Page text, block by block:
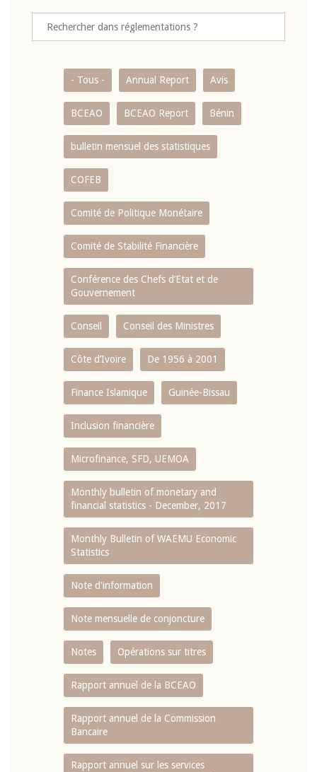
- Tous - Annual Report Avis
BCEAO BCEAO Report Bénin
bulletin mensuel des statistiques
COFEB
Comité de Politique Monétaire
Comité de Stabilité Financière
Conférence des Chefs d’Etat et de
Gouvernement
Conseil Conseil des Ministres
Côte d’Ivoire De 1956 à 2001
Finance Islamique Guinée-Bissau
Inclusion financière
Microfinance, SFD, UEMOA
Monthly bulletin of monetary and
financial statistics - December, 2017
Monthly Bulletin of WAEMU Economic
Statistics
Note d'information
Note mensuelle de conjoncture
Notes Opérations sur titres
Rapport annuel de la BCEAO
Rapport annuel de la Commission
Bancaire
Rapport annuel sur les services